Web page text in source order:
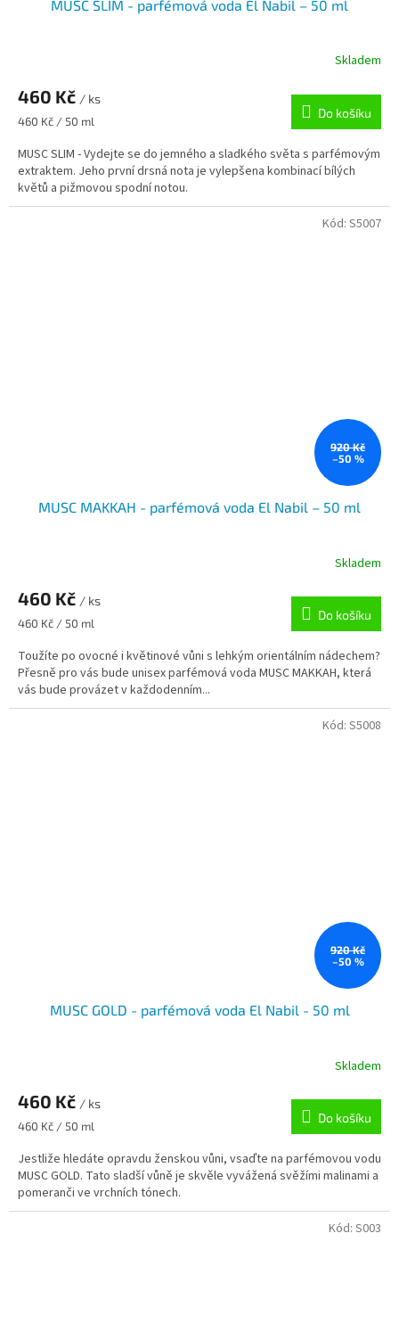
MUSC SLIM - parfémová voda El Nabil – 50 ml
Skladem
460 Kč / ks
Měrná
460 Kč / 50 ml
Do košíku
MUSC SLIM - Vydejte se do jemného a sladkého světa s parfémovým
extraktem. Jeho první drsná nota je vylepšena kombinací bílých
květů a pižmovou spodní notou.
920 Kč
–50 %
MUSC MAKKAH - parfémová voda El Nabil – 50 ml
Skladem
460 Kč / ks
Měrná
460 Kč / 50 ml
Do košíku
Toužíte po ovocné i květinové vůni s lehkým orientálním nádechem?
Přesně pro vás bude unisex parfémová voda MUSC MAKKAH, která
vás bude provázet v každodenním...
Kód: S5007
920 Kč
–50 %
MUSC GOLD - parfémová voda El Nabil - 50 ml
Skladem
460 Kč / ks
Měrná
460 Kč / 50 ml
Do košíku
Jestliže hledáte opravdu ženskou vůni, vsaďte na parfémovou vodu
MUSC GOLD. Tato sladší vůně je skvěle vyvážená svěžími malinami a
pomeranči ve vrchních tónech.
Kód: S5008
Kód: S003